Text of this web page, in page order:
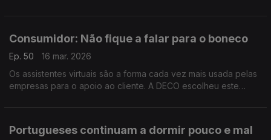
Consumidor: Não fique a falar para o boneco
Ep. 50
16 mar. 2026
Os assistentes virtuais são a forma cada vez mais usada pelas
empresas para o apoio ao cliente. A DECO escolheu este
Portugueses continuam a dormir pouco e mal